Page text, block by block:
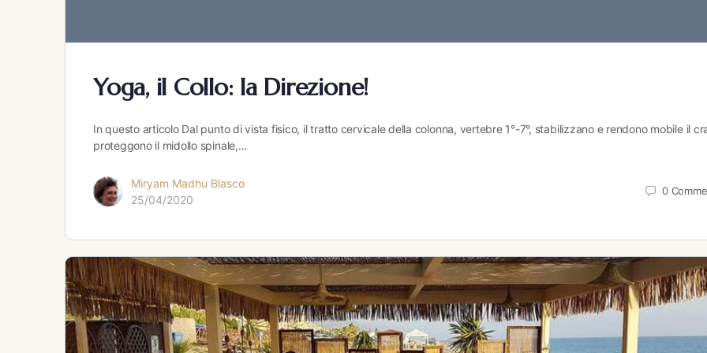
Yoga, il Collo: la Direzione!
In questo articolo Dal punto di vista fisico, il tratto cervicale della colonna, vertebre 1°-7°, stabilizzano e rendono mobile il
proteggono il midollo spinale,…
Miryam Madhu Blasco
25/04/2020
0